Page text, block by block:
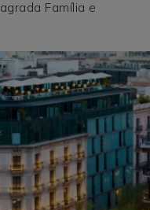
Família e